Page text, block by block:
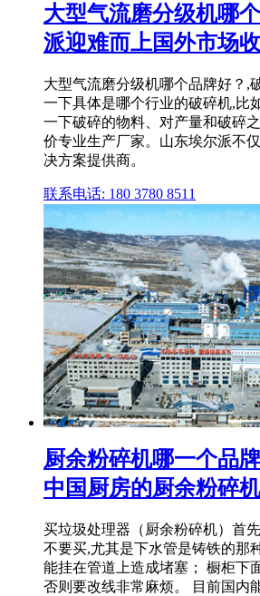
大型气流磨分级机哪
派迎难而上国外市场
大型气流磨分级机哪个品牌好？,
一下具体是哪个行业的破碎机,比
一下破碎的物料、对产量和破碎
价专业生产厂家。山东埃尔派不
决方案提供商。
联系电话: 180 3780 8511
厨余粉碎机哪一个品
中国厨房的厨余粉碎
买垃圾处理器（厨余粉碎机）首
不要买,尤其是下水管是铸铁的那
能挂在管道上造成堵塞； 橱柜下
否则要改线非常麻烦。 目前国内